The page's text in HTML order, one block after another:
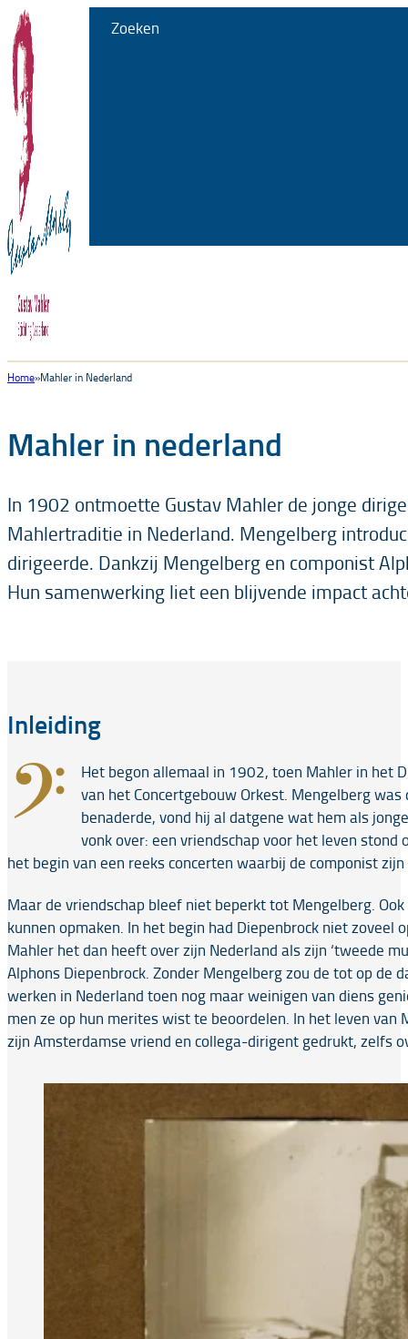
Zoeken
Home Mahler in Nederland
Mahler in nederland
In 1902 ontmoette Gustav Mahler de jonge
Mahlertraditie in Nederland. Mengelberg
dirigeerde. Dankzij Mengelberg en componist
Hun samenwerking liet een blijvende impact
Inleiding
𝄢
Het begon allemaal in 1902, toen Mahler in het
van het Concertgebouw Orkest. Mengelberg
benaderde, vond hij al datgene wat hem als
vonk over: een vriendschap voor het leven
het begin van een reeks concerten waarbij de componist
Maar de vriendschap bleef niet beperkt tot Mengelberg.
kunnen opmaken. In het begin had Diepenbrock niet
Mahler het dan heeft over zijn Nederland als zijn ‘tweede
Alphons Diepenbrock. Zonder Mengelberg zou de tot op
werken in Nederland toen nog maar weinigen van diens
men ze op hun merites wist te beoordelen. In het leven
zijn Amsterdamse vriend en collega-dirigent gedrukt, zelfs